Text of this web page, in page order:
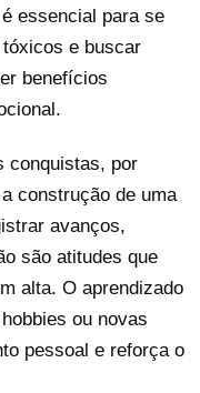
essencial para se
e buscar
benefícios
conquistas, por
construção de uma
avanços,
são atitudes que
alta. O aprendizado
ou novas
pessoal e reforça o